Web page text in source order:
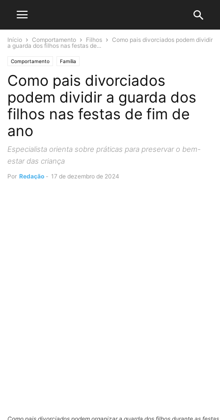
Início Comportamento Filhos
Como pais divorciados podem dividir
a guarda dos filhos nas festas de...
Comportamento Família
Como pais divorciados
podem dividir a guarda dos
filhos nas festas de fim de
ano
Especialista orienta sobre práticas para preservar o bem-
estar das criança
Por Redação - 17 de dezembro de 2024